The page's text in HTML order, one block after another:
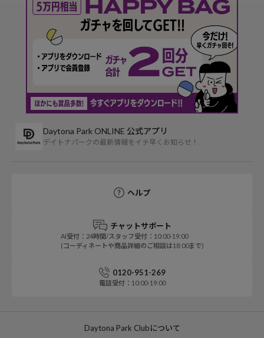
Daytona Park ONLINE 公式アプリ
デイトナパークの最新情報をイチ早くお知らせ！
ヘルプ
チャットサポート
AI受付：24時間/スタッフ受付：10:00-19:00
(コーディネートや商品詳細のご相談は18:00まで)
0120-951-269
電話受付：10:00-19:00
Daytona Park Clubについて